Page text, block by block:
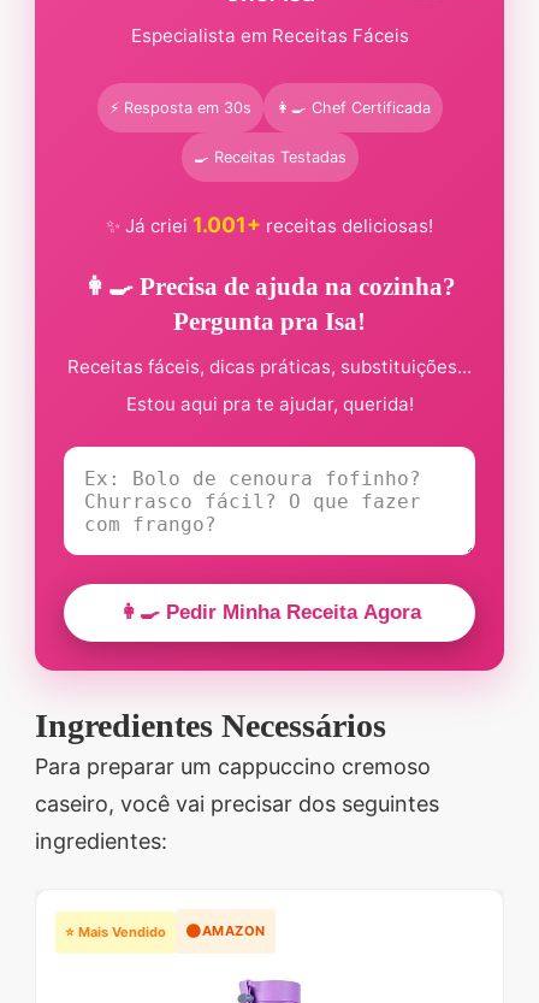
Especialista em Receitas Fáceis
⚡ Resposta em 30s 👩‍🍳 Chef Certificada
🍳 Receitas Testadas
✨ Já criei 1.001+ receitas deliciosas!
👩‍🍳 Precisa de ajuda na cozinha?
Pergunta pra Isa!
Receitas fáceis, dicas práticas, substituições...
Estou aqui pra te ajudar, querida!
👩‍🍳 Pedir Minha Receita Agora
Ingredientes Necessários
Para preparar um cappuccino cremoso
caseiro, você vai precisar dos seguintes
ingredientes:
⭐ Mais Vendido 🟠AMAZON